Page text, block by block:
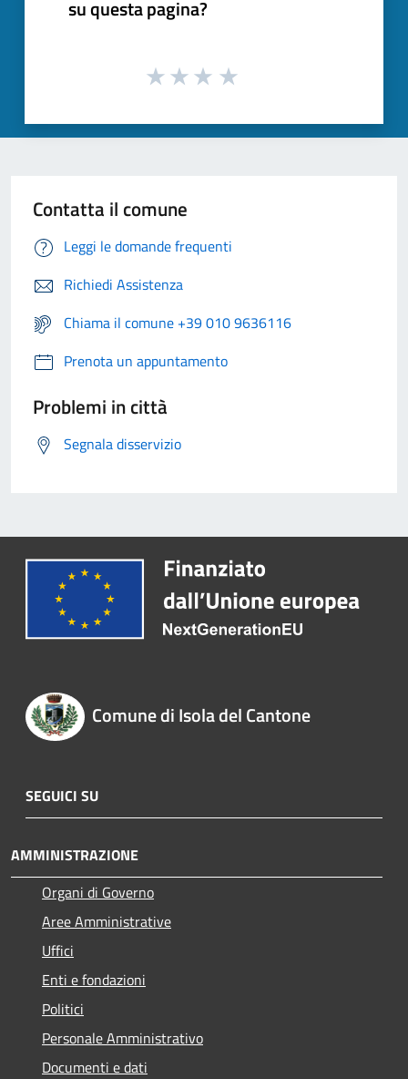
su questa pagina?
Contatta il comune
Leggi le domande frequenti
Richiedi Assistenza
Chiama il comune +39 010 9636116
Prenota un appuntamento
Problemi in città
Segnala disservizio
Comune di Isola del Cantone
SEGUICI SU
AMMINISTRAZIONE
Organi di Governo
Aree Amministrative
Uffici
Enti e fondazioni
Politici
Personale Amministrativo
Documenti e dati